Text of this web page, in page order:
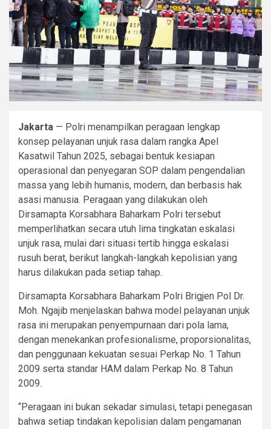
Jakarta — Polri menampilkan peragaan lengkap
konsep pelayanan unjuk rasa dalam rangka Apel
Kasatwil Tahun 2025, sebagai bentuk kesiapan
operasional dan penyegaran SOP dalam pengendalian
massa yang lebih humanis, modern, dan berbasis hak
asasi manusia. Peragaan yang dilakukan oleh
Dirsamapta Korsabhara Baharkam Polri tersebut
memperlihatkan secara utuh lima tingkatan eskalasi
unjuk rasa, mulai dari situasi tertib hingga eskalasi
rusuh berat, berikut langkah-langkah kepolisian yang
harus dilakukan pada setiap tahap.
Dirsamapta Korsabhara Baharkam Polri Brigjen Pol Dr.
Moh. Ngajib menjelaskan bahwa model pelayanan unjuk
rasa ini merupakan penyempurnaan dari pola lama,
dengan menekankan profesionalisme, proporsionalitas,
dan penggunaan kekuatan sesuai Perkap No. 1 Tahun
2009 serta standar HAM dalam Perkap No. 8 Tahun
2009.
“Peragaan ini bukan sekadar simulasi, tetapi penegasan
bahwa setiap tindakan kepolisian dalam pengamanan